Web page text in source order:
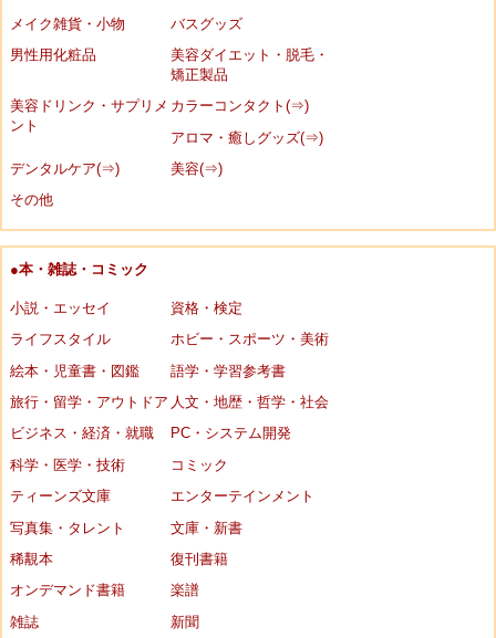
メイク雑貨・小物
バスグッズ
男性用化粧品
美容ダイエット・脱毛・
矯正製品
美容ドリンク・サプリメ
ント
カラーコンタクト(⇒)
アロマ・癒しグッズ(⇒)
デンタルケア(⇒)
美容(⇒)
その他
●本・雑誌・コミック
小説・エッセイ
資格・検定
ライフスタイル
ホビー・スポーツ・美術
絵本・児童書・図鑑
語学・学習参考書
旅行・留学・アウトドア 人文・地歴・哲学・社会
ビジネス・経済・就職
PC・システム開発
科学・医学・技術
コミック
ティーンズ文庫
エンターテインメント
写真集・タレント
文庫・新書
稀覯本
復刊書籍
オンデマンド書籍
楽譜
雑誌
新聞